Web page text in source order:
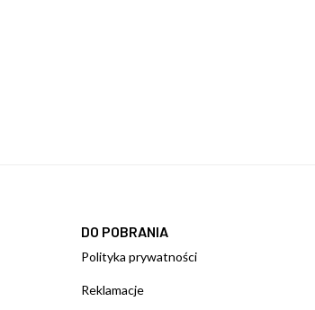
DO POBRANIA
Polityka prywatności
Reklamacje